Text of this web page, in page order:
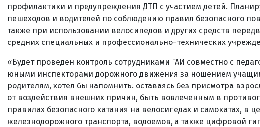
профилактики и предупреждения ДТП c участием детей.
пешеходов и водителей по соблюдению правил безопасного
также при использовании велосипедов и других средств
средних специальных и профессионально–технических
«Будет проведен контроль сотрудниками ГАИ совместно с
юными инспекторами дорожного движения за ношением
родителям, хотел бы напомнить: оставаясь без присмотра
от воздействия внешних причин, быть вовлеченным в
правилах безопасного катания нa велосипедах и самокатах, в
железнодорожного транспорта, водоемов, а также цифровой